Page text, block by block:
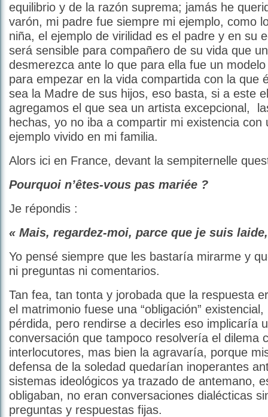
equilibrio y de la razón suprema; jamás he
varón, mi padre fue siempre mi ejemplo, como
niña, el ejemplo de virilidad es el padre y en su
será sensible para compañero de su vida que
desmerezca ante lo que para ella fue un
para empezar en la vida compartida con la que
sea la Madre de sus hijos, eso basta, si a este
agregamos el que sea un artista excepcional,
hechas, yo no iba a compartir mi existencia con
ejemplo vivido en mi familia.
Alors ici en France, devant la sempiternelle
Pourquoi n’êtes-vous pas mariée ?
Je répondis :
« Mais, regardez-moi, parce que je suis
Yo pensé siempre que les bastaría mirarme y
ni preguntas ni comentarios.
Tan fea, tan tonta y jorobada que la respuesta
el matrimonio fuese una “obligación”
pérdida, pero rendirse a decirles eso implicaría
conversación que tampoco resolvería el dilema
interlocutores, mas bien la agravaría, porque
defensa de la soledad quedarían inoperantes
sistemas ideológicos ya trazado de antemano,
obligaban, no eran conversaciones dialécticas
preguntas y respuestas fijas.